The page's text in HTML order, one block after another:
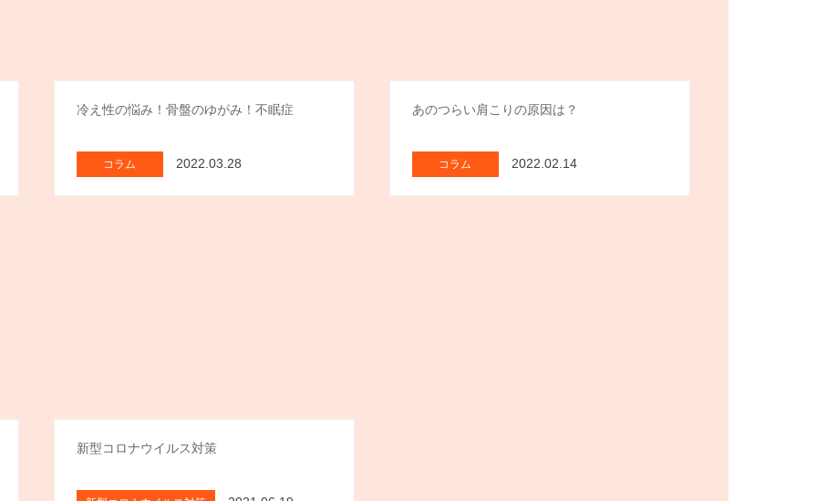
冷え性の悩み！骨盤のゆがみ！不眠症
コラム 2022.03.28
あのつらい肩こりの原因は？
コラム 2022.02.14
新型コロナウイルス対策